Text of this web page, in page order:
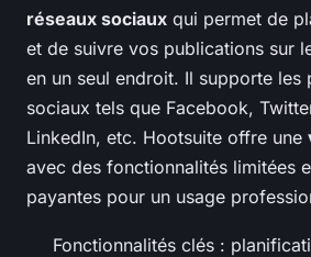
réseaux sociaux qui permet de
et de suivre vos publications sur
en un seul endroit. Il supporte les
sociaux tels que Facebook,
LinkedIn, etc. Hootsuite offre une
avec des fonctionnalités limitées
payantes pour un usage
Fonctionnalités clés :